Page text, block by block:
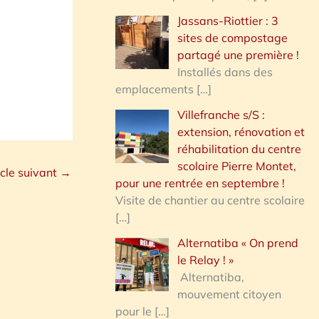
suivant →
Jassans-Riottier : 3
sites de compostage
partagé une première !
Installés dans des
emplacements […]
Villefranche s/S :
extension, rénovation et
réhabilitation du centre
scolaire Pierre Montet,
pour une rentrée en septembre !
Visite de chantier au centre scolaire
[…]
Alternatiba « On prend
le Relay ! »
Alternatiba,
mouvement citoyen
pour le […]